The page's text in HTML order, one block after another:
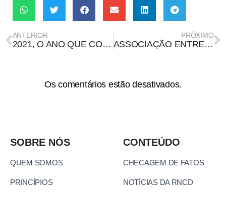
ANTERIOR
2021, O ANO QUE COLOCOU A LIBERDADE DE EXPRESSÃO NO CENTRO DO DEBATE
PRÓXIMO
ASSOCIAÇÃO ENTRE VACINAS CONTRA A COVID-19 E DEMÊNCIAS É IMPROVÁVEL
Os comentários estão desativados.
SOBRE NÓS
QUEM SOMOS
PRINCÍPIOS
CONTEÚDO
CHECAGEM DE FATOS
NOTÍCIAS DA RNCD